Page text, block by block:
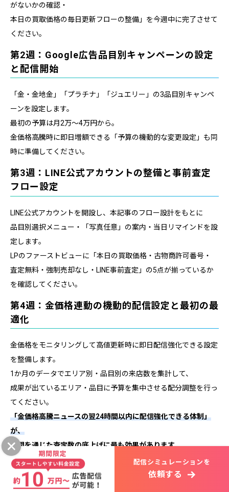
がないかの確認・
本日の買取価格の毎日更新フローの整備」を今週中に完了させて
ください。
第2週：Google広告品目別キャンペーンの設定
と配信開始
「金・金地金」「プラチナ」「ジュエリー」の3品目別キャンペ
ーンを設定します。
最初の予算は月2万〜4万円から。
金価格高騰時に即日増額できる「予算の機動的な変更設定」も同
時に準備してください。
第3週：LINE公式アカウントの整備と事前査定
フロー設定
LINE公式アカウントを開設し、本記事のフロー設計をもとに
品目別選択メニュー・「写真任意」の案内・当日リマインドを設
定します。
LPのファーストビューに「本日の買取価格・古物商許可番号・
査定無料・強制売却なし・LINE事前査定」の5点が揃っているか
を確認してください。
第4週：金価格連動の機動的配信設定と最初の最
適化
金価格をモニタリングして高値更新時に即日配信強化できる設定
を整備します。
1か月のデータでエリア別・品目別の来店数を集計して、
成果が出ているエリア・品目に予算を集中させる配分調整を行っ
てください。
「金価格高騰ニュースの翌24時間以内に配信強化できる体制」
が、
年間を通じた査定数の底上げに最も効果があります。
まとめ：金・貴金属買取店が今すぐ取り組む3つのアクシ
配信シミュレーションを
依頼する